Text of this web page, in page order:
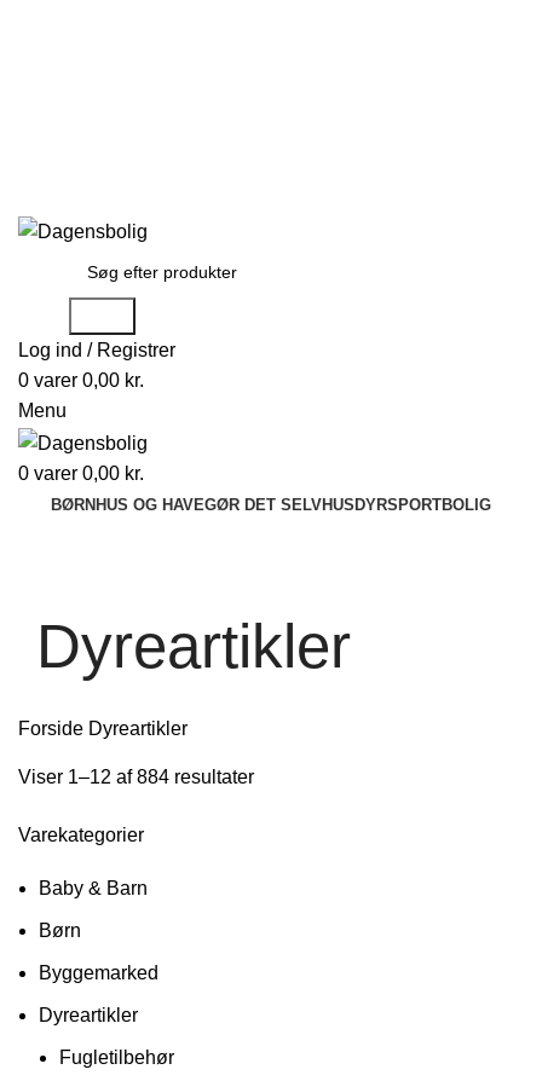
Log ind / Registrer
0 varer 0,00 kr.
Menu
0 varer 0,00 kr.
BØRNHUS OG HAVEGØR DET SELVHUSDYRSPORTBOLIG
Dyreartikler
Forside Dyreartikler
Viser 1–12 af 884 resultater
Varekategorier
Baby & Barn
Børn
Byggemarked
Dyreartikler
Fugletilbehør